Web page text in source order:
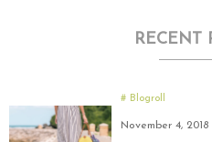
RECENT
Blogroll
November 4, 2018